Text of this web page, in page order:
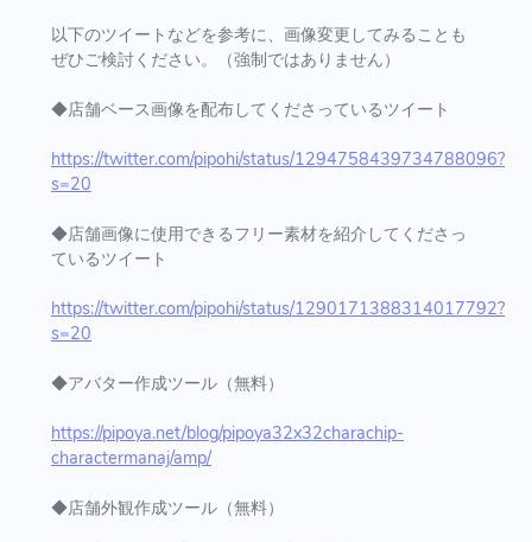
以下のツイートなどを参考に、画像変更してみることも
ぜひご検討ください。（強制ではありません）
◆店舗ベース画像を配布してくださっているツイート
https://twitter.com/pipohi/status/1294758439734788096?
s=20
◆店舗画像に使用できるフリー素材を紹介してくださっ
ているツイート
https://twitter.com/pipohi/status/1290171388314017792?
s=20
◆アバター作成ツール（無料）
https://pipoya.net/blog/pipoya32x32charachip-
charactermanaj/amp/
◆店舗外観作成ツール（無料）